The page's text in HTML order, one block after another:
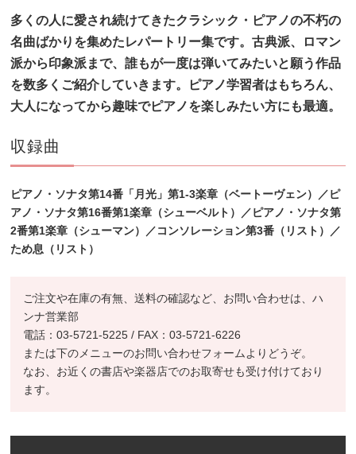
多くの人に愛され続けてきたクラシック・ピアノの不朽の
名曲ばかりを集めたレパートリー集です。古典派、ロマン
派から印象派まで、誰もが一度は弾いてみたいと願う作品
を数多くご紹介していきます。ピア ノ学習者はもちろん、
大人になってから趣味でピアノを楽しみたい方にも最適。
収録曲
ピアノ・ソナタ第14番「月光」第1-3楽章（ベートーヴェン）／ピ
アノ・ソナタ第16番第1楽章 （シューベルト）／ピアノ・ソナタ第
2番第1楽章（シューマン）／コンソレーション第3番（リスト）／
ため息（リ スト）
ご注文や在庫の有無、送料の確認など、お問い合わせは、ハ
ンナ営業部
電話：03-5721-5225 / FAX：03-5721-6226
または下のメニューのお問い合わせフォームよりどうぞ。
なお、お近くの書店や楽器店でのお取寄せも受け付けており
ます。